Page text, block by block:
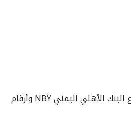
فروع البنك الأهلي اليمني NBY وأرقام